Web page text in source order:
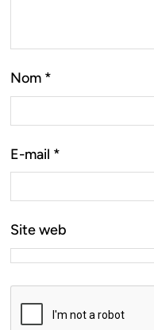
Nom *
E-mail *
Site web